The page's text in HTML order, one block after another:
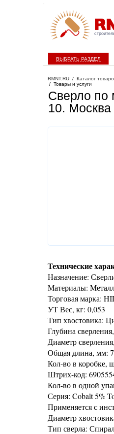
ВЫБРАТЬ РАЗДЕЛ
RMNT.RU / Каталог
/ Товары и услуги
Сверло по
10. Москва
Технические
Назначение:
Материалы:
Торговая марка:
УТ Вес, кг: 0,053
Тип хвостовика:
Глубина
Диаметр
Общая длина, мм:
Кол-во в коробке,
Штрих-код:
Кол-во в одной
Серия: Cobalt 5%
Применяется с
Диаметр
Тип сверла: